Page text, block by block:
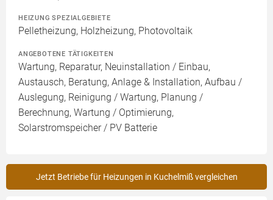
HEIZUNG SPEZIALGEBIETE
Pelletheizung, Holzheizung, Photovoltaik
ANGEBOTENE TÄTIGKEITEN
Wartung, Reparatur, Neuinstallation / Einbau,
Austausch, Beratung, Anlage & Installation, Aufbau /
Auslegung, Reinigung / Wartung, Planung /
Berechnung, Wartung / Optimierung,
Solarstromspeicher / PV Batterie
Jetzt Betriebe für Heizungen in Kuchelmiß vergleichen